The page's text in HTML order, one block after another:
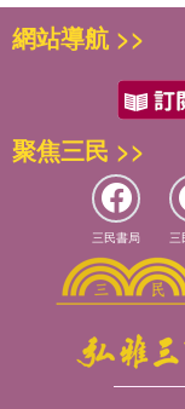
網站導航 >>
聚焦三民 >>
三民書局 三